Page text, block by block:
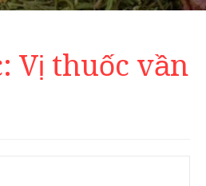
Vị thuốc vần